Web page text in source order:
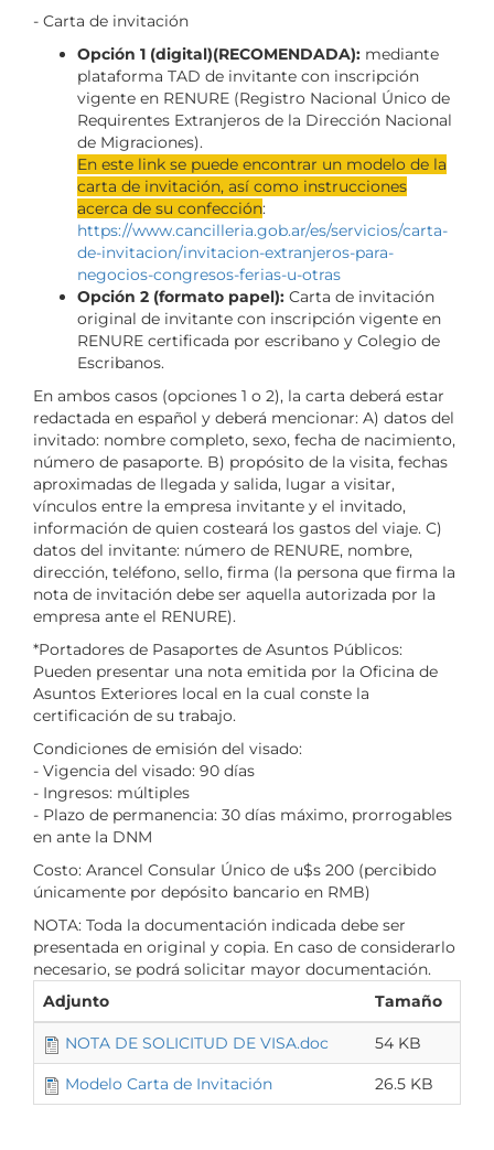
- Carta de invitación
Opción 1 (digital)(RECOMENDADA): mediante
plataforma TAD de invitante con inscripción
vigente en RENURE (Registro Nacional Único de
Requirentes Extranjeros de la Dirección Nacional
de Migraciones).
En este link se puede encontrar un modelo de la
carta de invitación, así como instrucciones
acerca de su confección:
https://www.cancilleria.gob.ar/es/servicios/carta-
de-invitacion/invitacion-extranjeros-para-
negocios-congresos-ferias-u-otras
Opción 2 (formato papel): Carta de invitación
original de invitante con inscripción vigente en
RENURE certificada por escribano y Colegio de
Escribanos.
En ambos casos (opciones 1 o 2), la carta deberá estar
redactada en español y deberá mencionar: A) datos del
invitado: nombre completo, sexo, fecha de nacimiento,
número de pasaporte. B) propósito de la visita, fechas
aproximadas de llegada y salida, lugar a visitar,
vínculos entre la empresa invitante y el invitado,
información de quien costeará los gastos del viaje. C)
datos del invitante: número de RENURE, nombre,
dirección, teléfono, sello, firma (la persona que firma la
nota de invitación debe ser aquella autorizada por la
empresa ante el RENURE).
*Portadores de Pasaportes de Asuntos Públicos:
Pueden presentar una nota emitida por la Oficina de
Asuntos Exteriores local en la cual conste la
certificación de su trabajo.
Condiciones de emisión del visado:
- Vigencia del visado: 90 días
- Ingresos: múltiples
- Plazo de permanencia: 30 días máximo, prorrogables
en ante la DNM
Costo: Arancel Consular Único de u$s 200 (percibido
únicamente por depósito bancario en RMB)
NOTA: Toda la documentación indicada debe ser
presentada en original y copia. En caso de considerarlo
necesario, se podrá solicitar mayor documentación.
Adjunto
Tamaño
NOTA DE SOLICITUD DE VISA.doc 54 KB
Modelo Carta de Invitación 26.5 KB